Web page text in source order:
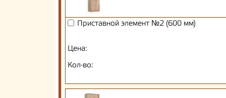
Приставной элемент №2 (600 мм)
Цена:
Кол-во: